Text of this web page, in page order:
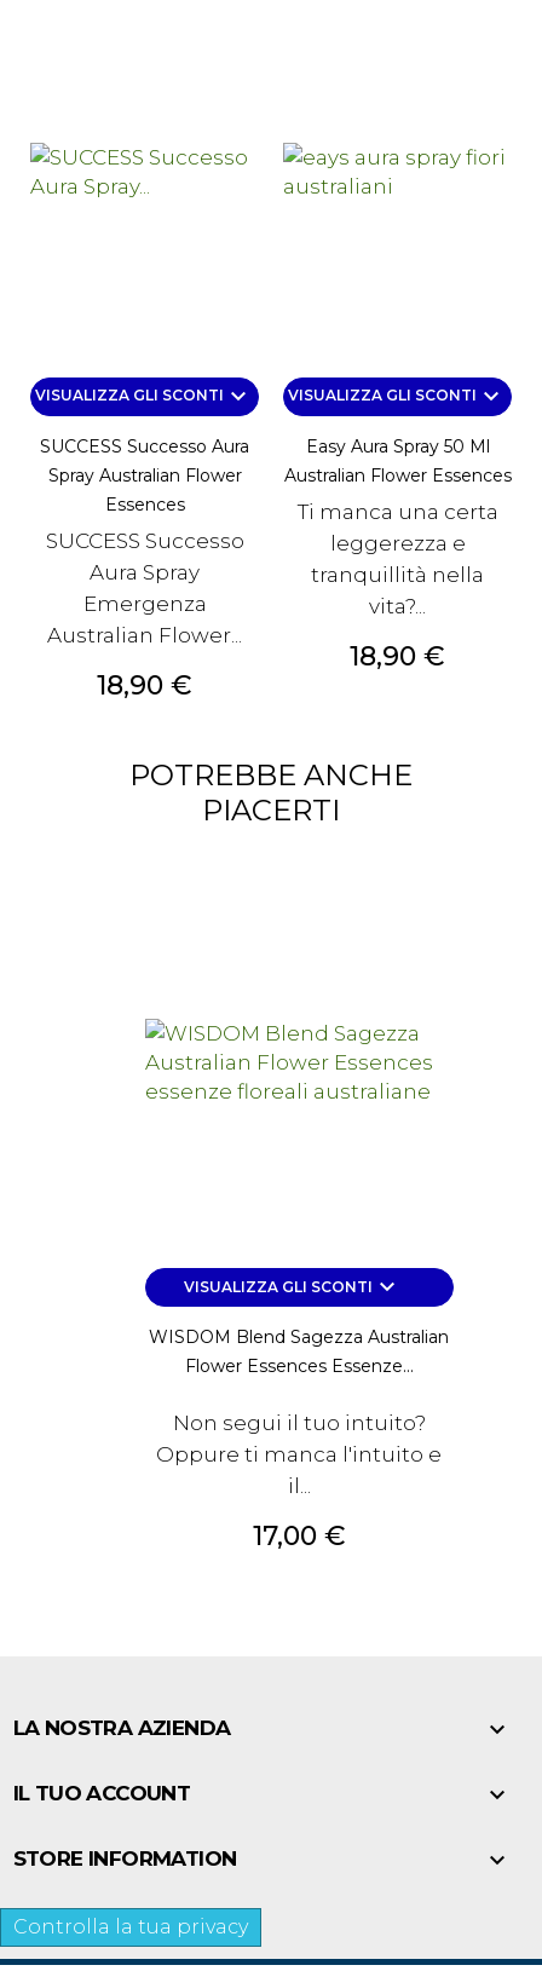
VISUALIZZA GLI SCONTI keyboard_arrow_down
SUCCESS Successo Aura
Spray Australian Flower
Essences
SUCCESS Successo
Aura Spray
Emergenza
Australian Flower...
Prezzo
18,90 €
VISUALIZZA GLI SCONTI keyboard_arrow_down
Easy Aura Spray 50 Ml
Australian Flower Essences
Ti manca una certa
leggerezza e
tranquillità nella
vita?...
Prezzo
18,90 €
POTREBBE ANCHE
PIACERTI
VISUALIZZA GLI SCONTI keyboard_arrow_down
WISDOM Blend Sagezza Australian
Flower Essences Essenze...
Non segui il tuo intuito?
Oppure ti manca l'intuito e
il...
Prezzo
17,00 €
LA NOSTRA AZIENDA 
IL TUO ACCOUNT 
STORE INFORMATION 
Controlla la tua privacy